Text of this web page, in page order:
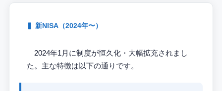
▍ 新NISA（2024年〜）
2024年1月に制度が恒久化・大幅拡充されまし
た。主な特徴は以下の通りです。